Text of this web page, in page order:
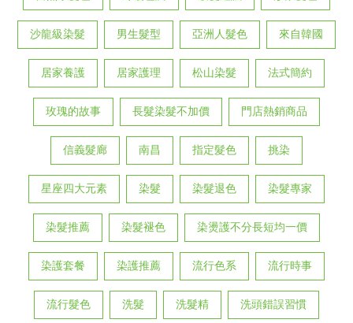
沙龍級染髮 男生髮型 亞洲人髮色 來自韓國
居家養護 居家護理 松山染髮 法式簡約
玫瑰的故事 長髮染髮不加價 門店熱銷商品
信義髮廊 南昌 指定髮色 挑染
星座四大元素 染髮 染髮退色 染髮專家
染髮推薦 染髮褪色 染燙護不分長短均一價
染護套餐 染護推薦 流行色系 流行時事
流行髮色 洗髮 洗髮精 洗頭錯誤習慣